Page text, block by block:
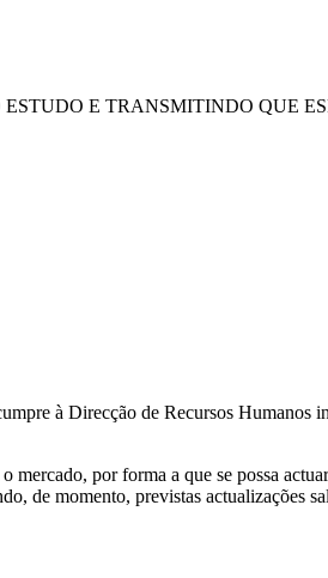
E TRANSMITINDO QUE
à Direcção de Recursos Humanos
por forma a que se possa
de momento, previstas actualizações